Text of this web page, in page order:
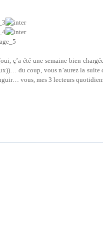
ç’a été une semaine bien
du coup, vous n’aurez la
vous, mes 3 lecteurs